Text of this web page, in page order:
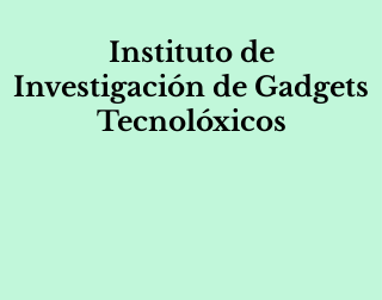
Instituto de
Investigación de Gadgets
Tecnolóxicos